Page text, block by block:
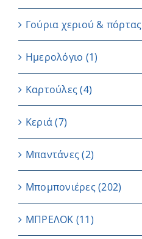
Γούρια χεριού & πόρτας
Ημερολόγιο (1)
Καρτούλες (4)
Κεριά (7)
Μπαντάνες (2)
Μπομπονιέρες(202)
ΜΠΡΕΛΟΚ (11)